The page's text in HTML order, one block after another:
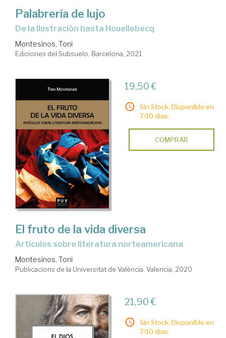
Palabrería de lujo
de la Ilustración hasta Houellebecq
Montesinos, Toni
Ediciones del Subsuelo. Barcelona, 2021
19,50 €
Sin Stock. Disponible en
7/10 días.
COMPRAR
El fruto de la vida diversa
Artículos sobre literatura norteamericana
Montesinos, Toni
Publicacions de la Universitat de València. Valencia, 2020
21,90 €
Sin Stock. Disponible en
7/10 días.